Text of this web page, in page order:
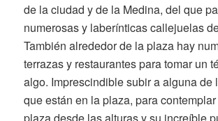
de la ciudad y de la Medina, del que
numerosas y laberínticas callejuelas
También alrededor de la plaza hay
terrazas y restaurantes para tomar un
algo. Imprescindible subir a alguna de
que están en la plaza, para
plaza desde las alturas y su increíble